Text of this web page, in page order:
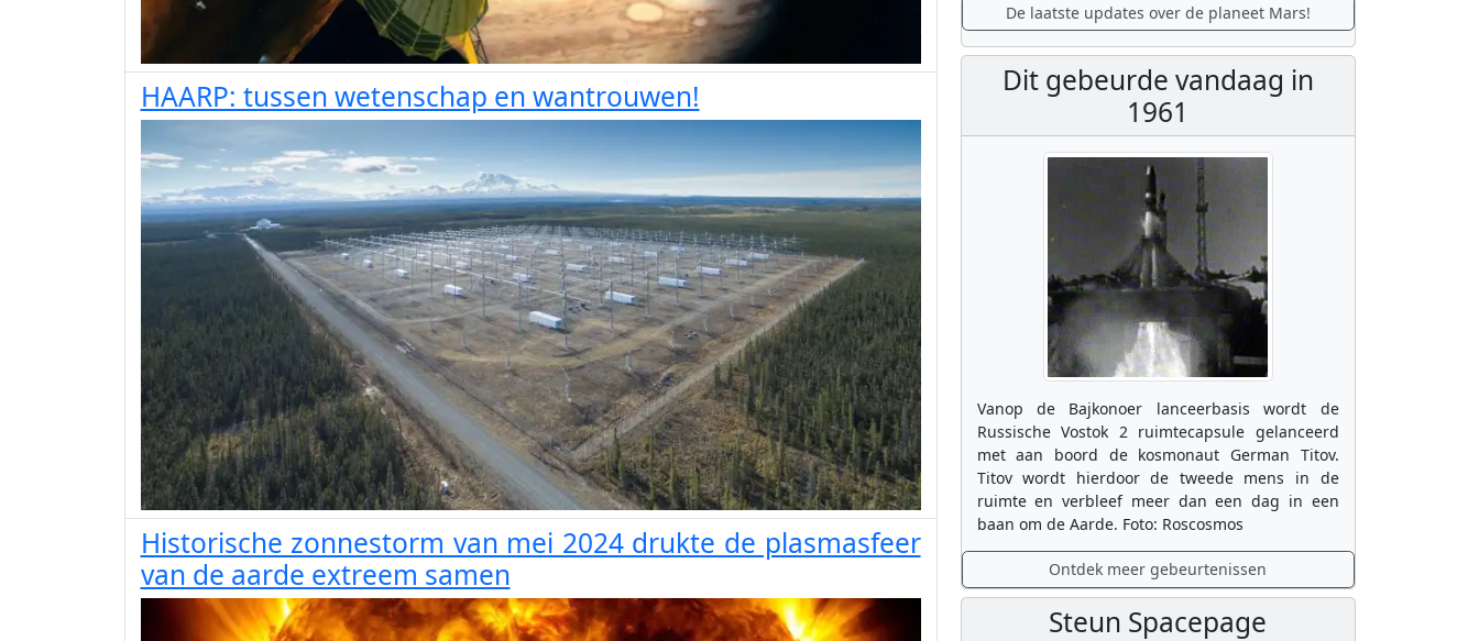
HAARP: tussen wetenschap en wantrouwen!
Historische zonnestorm van mei 2024 drukte de plasmasfeer
van de aarde extreem samen
De laatste updates over de planeet Mars!
Dit gebeurde vandaag in
1961
Vanop de Bajkonoer lanceerbasis wordt de
Russische Vostok 2 ruimtecapsule gelanceerd
met aan boord de kosmonaut German Titov.
Titov wordt hierdoor de tweede mens in de
ruimte en verbleef meer dan een dag in een
baan om de Aarde. Foto: Roscosmos
Ontdek meer gebeurtenissen
Steun Spacepage